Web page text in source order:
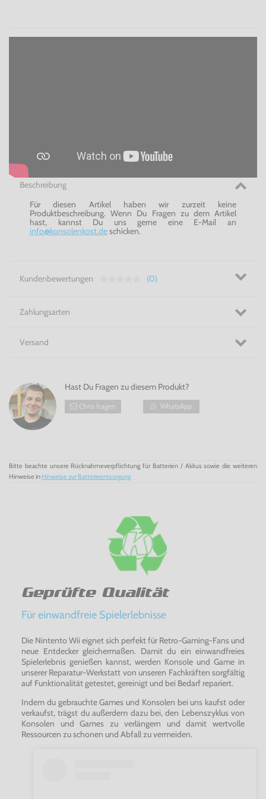
Beschreibung
Für diesen Artikel haben wir zurzeit keine
Produktbeschreibung. Wenn Du Fragen zu dem Artikel
hast, kannst Du uns gerne eine E-Mail an
info@konsolenkost.deschicken.
Kundenbewertungen (0)
Zahlungsarten
Versand
Hast Du Fragen zu diesem Produkt?
Chris fragen WhatsApp
Bitte beachte unsere Rücknahmeverpflichtung für Batterien / Akkus sowie die weiteren
Hinweise in Hinweise zur Batterieentsorgung
Geprüfte Qualität
Für einwandfreie Spielerlebnisse
Die Nintento Wii eignet sich perfekt für Retro-Gaming-Fans und
neue Entdecker gleichermaßen. Damit du ein einwandfreies
Spielerlebnis genießen kannst, werden Konsole und Game in
unserer Reparatur-Werkstatt von unseren Fachkräften sorgfältig
auf Funktionalität getestet, gereinigt und bei Bedarf repariert.
Indem du gebrauchte Games und Konsolen bei uns kaufst oder
verkaufst, trägst du außerdem dazu bei, den Lebenszyklus von
Konsolen und Games zu verlängern und damit wertvolle
Ressourcen zu schonen und Abfall zu vermeiden.